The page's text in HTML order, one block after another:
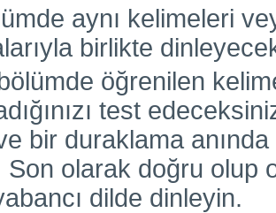
aynı kelimeleri
birlikte
öğrenilen
test
bir duraklama
olarak doğru olup
dilde dinleyin.